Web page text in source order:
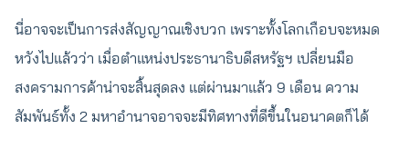
นี่อาจจะเป็นการส่งสัญญาณเชิงบวก เพราะทั้งโลกเกือบจะหมด
หวังไปแล้วว่า เมื่อตำแหน่งประธานาธิบดีสหรัฐฯ เปลี่ยนมือ
สงครามการค้าน่าจะสิ้นสุดลง แต่ผ่านมาแล้ว 9 เดือน ความ
สัมพันธ์ทั้ง 2 มหาอำนาจอาจจะมีทิศทางที่ดีขึ้นในอนาคตก็ได้